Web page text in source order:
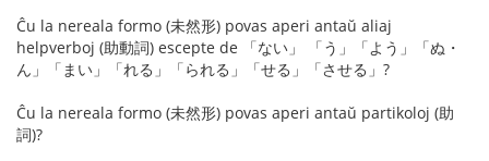
Ĉu la nereala formo (未然形) povas aperi antaŭ aliaj
helpverboj (助動詞) escepte de 「ない」 「う」「よう」「ぬ・
ん」「まい」「れる」「られる」「せる」「させる」?
Ĉu la nereala formo (未然形) povas aperi antaŭ partikoloj (助
詞)?